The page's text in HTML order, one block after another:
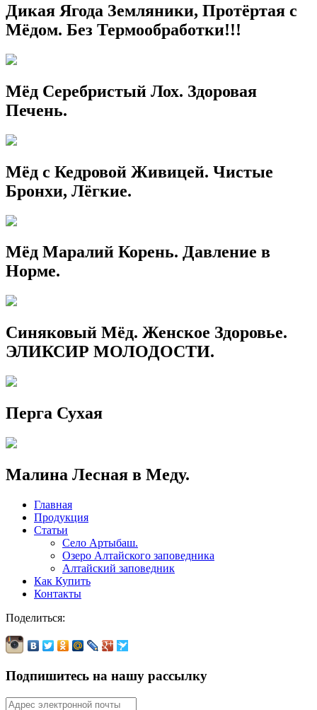
Дикая Ягода Земляники, Протёртая с
Мёдом. Без Термообработки!!!
Мёд Серебристый Лох. Здоровая
Печень.
Мёд с Кедровой Живицей. Чистые
Бронхи, Лёгкие.
Мёд Маралий Корень. Давление в
Норме.
Синяковый Мёд. Женское Здоровье.
ЭЛИКСИР МОЛОДОСТИ.
Перга Сухая
Малина Лесная в Меду.
Главная
Продукция
Статьи
Село Артыбаш.
Озеро Алтайского заповедника
Алтайский заповедник
Как Купить
Контакты
Поделиться:
Подпишитесь на нашу рассылку